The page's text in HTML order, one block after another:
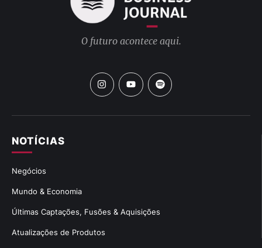
NOTÍCIAS
Negócios
Mundo & Economia
Últimas Captações, Fusões & Aquisições
Atualizações de Produtos
O futuro acontece aqui.